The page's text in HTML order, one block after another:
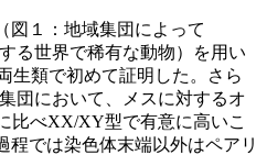
１：地域集団によって
る世界で稀有な動物）を用い
生類で初めて証明した。さら
団において、メスに対するオ
比べXX/XY型で有意に高いこ
程では染色体末端以外はペアリ